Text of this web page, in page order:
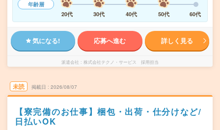
年齢層
20代
30代 40代 50代 60代
気になる! 応募へ進む 詳しく見る
派遣会社 株式会社テクノ・サービス 採用担当
未読 掲載日 2026/08/07
【寮完備のお仕事】梱包・出荷・仕分けなど/
日払いOK